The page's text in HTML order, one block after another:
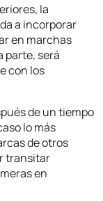
la
a incorporar
en marchas
parte, será
con los
de un tiempo
lo más
de otros
transitar
en